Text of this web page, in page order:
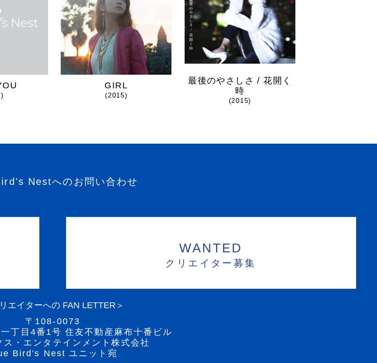
GIRL
(2015)
最後のやさしさ / 花開く
時
(2015)
Nestへのお問い合わせ
WANTED
クリエイター募集
エイターへの FAN LETTER＞
〒108-0073
丁目4番1号 住友不動産麻布十番ビル
ス・エンタテインメント株式会社
Bird's Nest ユニット宛